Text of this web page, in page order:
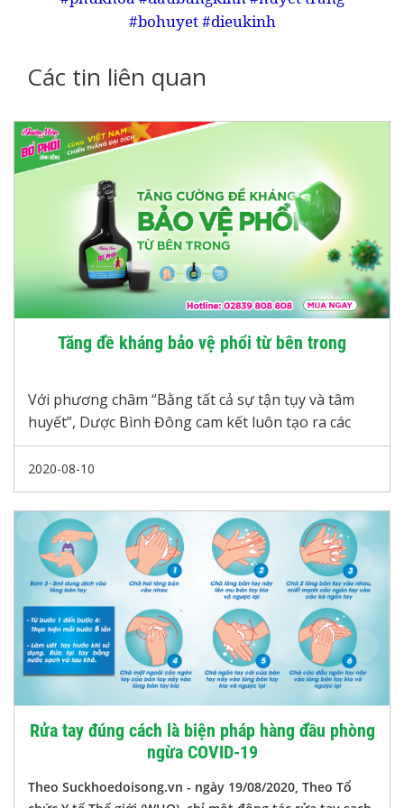
#bohuyet #dieukinh
Các tin liên quan
Tăng đề kháng bảo vệ phổi từ bên trong
Với phương châm “Bằng tất cả sự tận tụy và tâm
huyết”, Dược Bình Đông cam kết luôn tạo ra các
sản phẩm thiên nhiên tinh khiết nhất nhằm phục
vụ sức khỏe cộng đồng”.
2020-08-10
Rửa tay đúng cách là biện pháp hàng đầu phòng
ngừa COVID-19
Theo Suckhoedoisong.vn - ngày 19/08/2020, Theo Tổ